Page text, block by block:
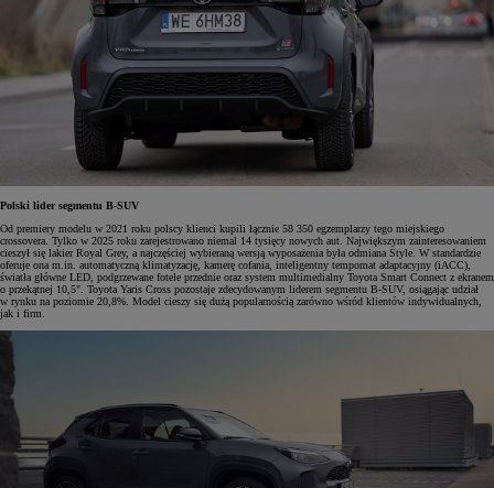
Polski lider segmentu B-SUV
Od premiery modelu w 2021 roku polscy klienci kupili łącznie 58 350 egzemplarzy tego miejskiego
crossovera. Tylko w 2025 roku zarejestrowano niemal 14 tysięcy nowych aut. Największym zainteresowaniem
cieszył się lakier Royal Grey, a najczęściej wybieraną wersją wyposażenia była odmiana Style. W standardzie
oferuje ona m.in. automatyczną klimatyzację, kamerę cofania, inteligentny tempomat adaptacyjny (iACC),
światła główne LED, podgrzewane fotele przednie oraz system multimedialny Toyota Smart Connect z ekranem
o przekątnej 10,5". Toyota Yaris Cross pozostaje zdecydowanym liderem segmentu B-SUV, osiągając udział
w rynku na poziomie 20,8%. Model cieszy się dużą popularnością zarówno wśród klientów indywidualnych,
jak i firm.